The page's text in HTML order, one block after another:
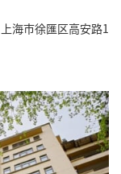
海市徐匯区高安路1